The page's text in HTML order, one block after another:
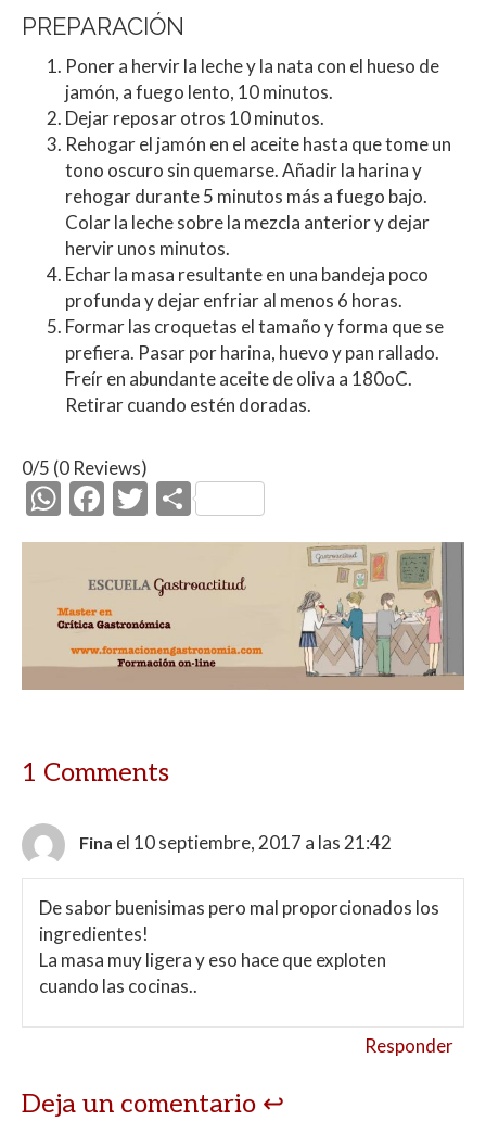
PREPARACIÓN
Poner a hervir la leche y la nata con el hueso de
jamón, a fuego lento, 10 minutos.
Dejar reposar otros 10 minutos.
Rehogar el jamón en el aceite hasta que tome un
tono oscuro sin quemarse. Añadir la harina y
rehogar durante 5 minutos más a fuego bajo.
Colar la leche sobre la mezcla anterior y dejar
hervir unos minutos.
Echar la masa resultante en una bandeja poco
profunda y dejar enfriar al menos 6 horas.
Formar las croquetas el tamaño y forma que se
prefiera. Pasar por harina, huevo y pan rallado.
Freír en abundante aceite de oliva a 180oC.
Retirar cuando estén doradas.
0/5 (0 Reviews)
W
h
at
s
A
p
F
ac
e
b
o
o
T
w
itt
er
C
o
p
ar
ti
1 Comments
Fina el 10 septiembre, 2017 a las 21:42
De sabor buenisimas pero mal proporcionados los
ingredientes!
La masa muy ligera y eso hace que exploten
cuando las cocinas..
Responder
Deja un comentario